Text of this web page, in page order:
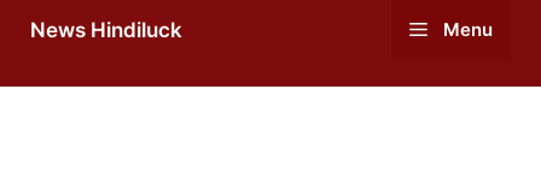
News Hindiluck Menu